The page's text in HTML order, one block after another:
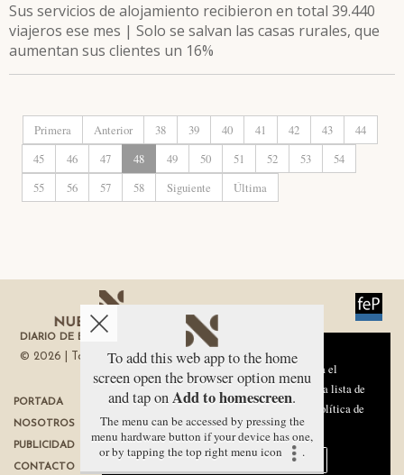
Sus servicios de alojamiento recibieron en total 39.440
viajeros ese mes | Solo se salvan las casas rurales, que
aumentan sus clientes un 16%
Primera Anterior 38 39 40 41 42 43
44
45
46 47 48 49 50 51 52 53
54
55
56 57 58 Siguiente Última
DIARIO DE ECONOMÍA DE LA REGIÓN DE MURCIA
© 2026 | Todos los derechos reservados
PORTADA
NOSOTROS
PUBLICIDAD
CONTACTO
TÉRMINOS DE USO
PROTECCIÓN DE DATOS
POLÍTICA DE COOKIES
To add this web app to the home
screen open the browser option menu
and tap onAdd to homescreen.
The menu can be accessed by pressing the
menu hardware button if your device has one,
or by tapping the top right menu icon
.
Aviso sobre el Uso de cookies:
Utilizamos cookies nuestras y de terceros para el
funcionamiento del digital. Puedes consultar la lista de
cookies y como desconectarlas.Ver nuestra Política de
Privacidad y Cookies
Aceptar Cookies
Personalizar